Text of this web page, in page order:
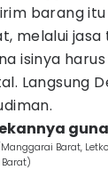
barang
melalui jasa
isinya
Langsung
Barat,